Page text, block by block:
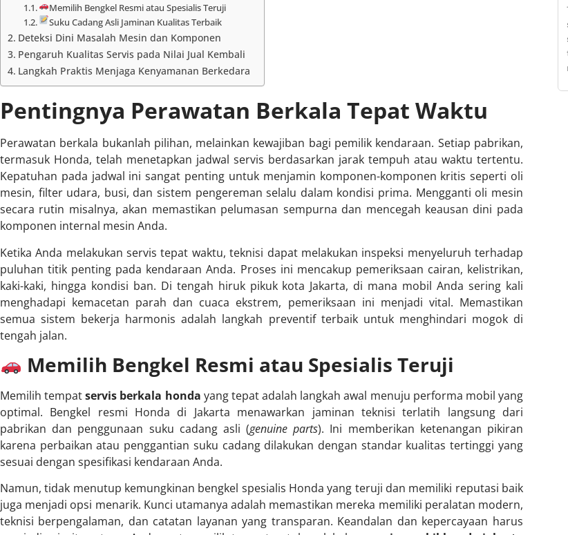
Memilih Bengkel Resmi atau Spesialis Teruji
Suku Cadang Asli Jaminan Kualitas Terbaik
Deteksi Dini Masalah Mesin dan Komponen
Pengaruh Kualitas Servis pada Nilai Jual Kembali
Langkah Praktis Menjaga Kenyamanan Berkedara
Pentingnya Perawatan Berkala Tepat Waktu
Perawatan berkala bukanlah pilihan, melainkan kewajiban bagi pemilik kendaraan. Setiap pabrikan,
termasuk Honda, telah menetapkan jadwal servis berdasarkan jarak tempuh atau waktu tertentu.
Kepatuhan pada jadwal ini sangat penting untuk menjamin komponen-komponen kritis seperti oli
mesin, filter udara, busi, dan sistem pengereman selalu dalam kondisi prima. Mengganti oli mesin
secara rutin misalnya, akan memastikan pelumasan sempurna dan mencegah keausan dini pada
komponen internal mesin Anda.
Ketika Anda melakukan servis tepat waktu, teknisi dapat melakukan inspeksi menyeluruh terhadap
puluhan titik penting pada kendaraan Anda. Proses ini mencakup pemeriksaan cairan, kelistrikan,
kaki-kaki, hingga kondisi ban. Di tengah hiruk pikuk kota Jakarta, di mana mobil Anda sering kali
menghadapi kemacetan parah dan cuaca ekstrem, pemeriksaan ini menjadi vital. Memastikan
semua sistem bekerja harmonis adalah langkah preventif terbaik untuk menghindari mogok di
tengah jalan.
Memilih Bengkel Resmi atau Spesialis Teruji
Memilih tempatservis berkala honda yang tepat adalah langkah awal menuju performa mobil yang
optimal. Bengkel resmi Honda di Jakarta menawarkan jaminan teknisi terlatih langsung dari
pabrikan dan penggunaan suku cadang asli (genuine parts). Ini memberikan ketenangan pikiran
karena perbaikan atau penggantian suku cadang dilakukan dengan standar kualitas tertinggi yang
sesuai dengan spesifikasi kendaraan Anda.
Namun, tidak menutup kemungkinan bengkel spesialis Honda yang teruji dan memiliki reputasi baik
juga menjadi opsi menarik. Kunci utamanya adalah memastikan mereka memiliki peralatan modern,
teknisi berpengalaman, dan catatan layanan yang transparan. Keandalan dan kepercayaan harus